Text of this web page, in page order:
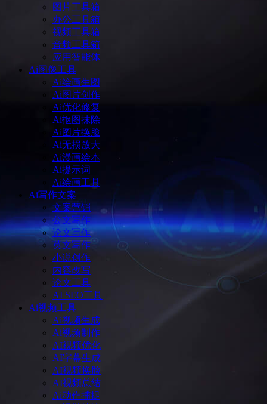
图片工具箱
办公工具箱
视频工具箱
音频工具箱
应用智能体
Ai图像工具
Ai绘画生图
Ai图片创作
Ai优化修复
Ai抠图抹除
Ai图片换脸
Ai无损放大
Ai漫画绘本
Ai提示词
Ai绘画工具
Ai写作文案
文案营销
公文写作
论文写作
英文写作
小说创作
内容改写
论文工具
AI SEO工具
Ai视频工具
Ai视频生成
Ai视频制作
AI视频优化
AI字幕生成
AI视频换脸
AI视频总结
Ai动作捕捉